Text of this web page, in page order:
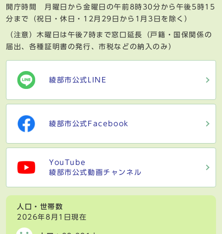
開庁時間 月曜日から金曜日の午前8時30分から午後5時15
分まで（祝日・休日・12月29日から1月3日を除く）
（注意）木曜日は午後7時まで窓口延長（戸籍・国保関係の
届出、各種証明書の発行、市税などの納入のみ）
綾部市公式LINE
綾部市公式Facebook
YouTube
綾部市公式動画チャンネル
人口・世帯数
2026年8月1日現在